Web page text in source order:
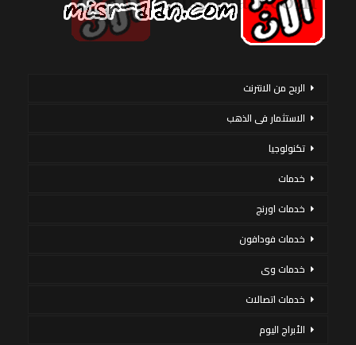
الربح من الانترنت
الاستثمار فى الذهب
تكنولوجيا
خدمات
خدمات اورنج
خدمات فودافون
خدمات وى
خدمات اتصالات
الأبراج اليوم